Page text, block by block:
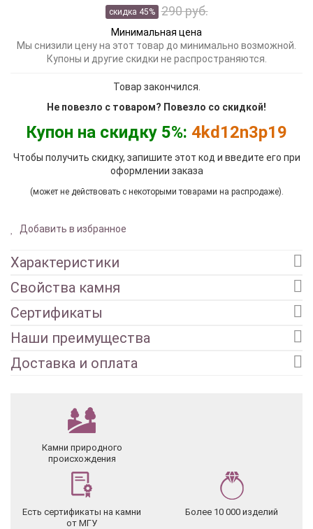
скидка 45% 290 руб.
Минимальная цена
Мы снизили цену на этот товар до минимально возможной.
Купоны и другие скидки не распространяются.
Товар закончился.
Не повезло с товаром? Повезло со скидкой!
Купон на скидку 5%: 4kd12n3p19
Чтобы получить скидку, запишите этот код и введите его при
оформлении заказа
(может не действовать с некоторыми товарами на распродаже).
Добавить в избранное
Характеристики
Свойства камня
Сертификаты
Наши преимущества
Доставка и оплата
Камни природного
происхождения
Есть сертификаты на камни
от МГУ
Более 10 000 изделий